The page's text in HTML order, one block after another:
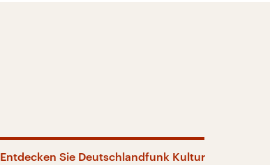
Entdecken Sie Deutschlandfunk Kultur